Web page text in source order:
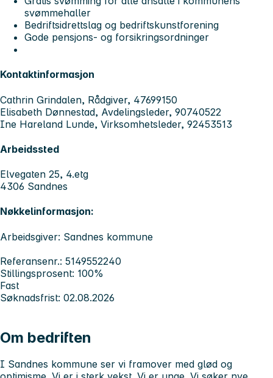
svømmehaller
Bedriftsidrettslag og bedriftskunstforening
Gode pensjons- og forsikringsordninger
Kontaktinformasjon
Cathrin Grindalen, Rådgiver, 47699150
Elisabeth Dønnestad, Avdelingsleder, 90740522
Ine Hareland Lunde, Virksomhetsleder, 92453513
Arbeidssted
Elvegaten 25, 4.etg
4306 Sandnes
Nøkkelinformasjon:
Arbeidsgiver: Sandnes kommune
Referansenr.: 5149552240
Stillingsprosent: 100%
Fast
Søknadsfrist: 02.08.2026
Om bedriften
I Sandnes kommune ser vi framover med glød og